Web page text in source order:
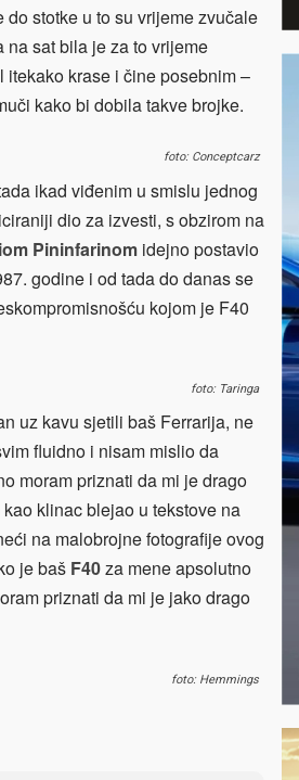
stotke u to su vrijeme zvučale
sat bila je za to vrijeme
krase i čine posebnim –
kako bi dobila takve brojke.
foto: Conceptcarz
ikad viđenim u smislu jednog
dio za izvesti, s obzirom na
Pininfarinom idejno postavio
godine i od tada do danas se
kojom je F40
foto: Taringa
uz kavu sjetili baš Ferrarija, ne
fluidno i nisam mislio da
moram priznati da mi je drago
klinac blejao u tekstove na
na malobrojne fotografije ovog
je baš F40za mene apsolutno
priznati da mi je jako drago
foto: Hemmings